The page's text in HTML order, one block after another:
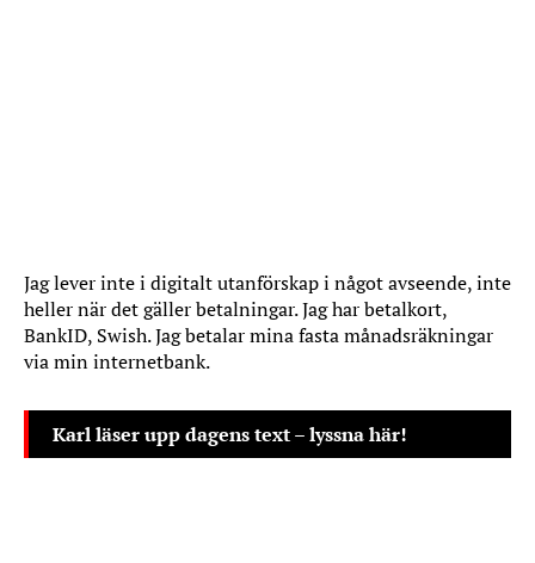
Jag lever inte i digitalt utanförskap i något avseende, inte
heller när det gäller betalningar. Jag har betalkort,
BankID, Swish. Jag betalar mina fasta månadsräkningar
via min internetbank.
Karl läser upp dagens text – lyssna här!